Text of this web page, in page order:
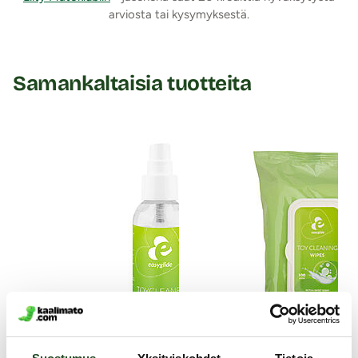
arviosta tai kysymyksestä.
Samankaltaisia tuotteita